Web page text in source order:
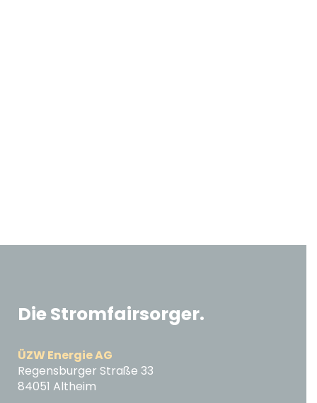
Die Stromfairsorger.
ÜZW Energie AG
Regensburger Straße 33
84051 Altheim